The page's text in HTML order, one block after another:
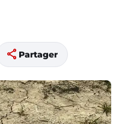
share Partager